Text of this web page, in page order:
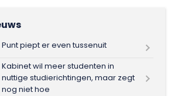
Punt piept er even tussenuit
Kabinet wil meer studenten in
nuttige studierichtingen, maar zegt
nog niet hoe